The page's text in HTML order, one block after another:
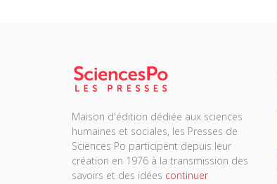
Maison d'édition dédiée aux sciences
humaines et sociales, les Presses de
Sciences Po participent depuis leur
création en 1976 à la transmission des
savoirs et des idées continuer